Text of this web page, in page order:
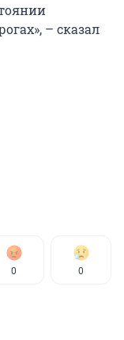
– сказал
0 0